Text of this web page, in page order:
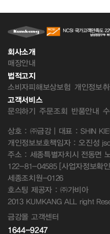
회사소개
매장안내
법적고지
소비자피해보상보험 개인정보
고객서비스
문의하기 주문조회 반품안내
상호 : ㈜금강 | 대표 : SHIN
개인정보보호책임자 : 오진성
주소 : 세종특별자치시 전동면
122-81-04585 [사업자정보확
세종조치원-0126
호스팅 제공자 : ㈜가비아
2013 KUMKANG ALL right
금강몰 고객센터
1644-9247